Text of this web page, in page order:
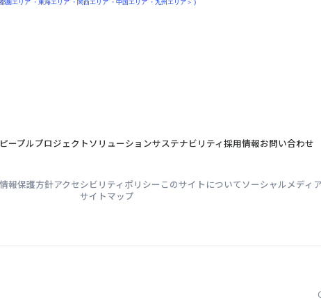
圏エリア ・ 東海エリア ・ 関西エリア ・ 中国エリア ・ 九州エリア ＞ )
ピープルプロジェクトソリューションサステナビリティ採用情報お問い合わせ
報保護方針アクセシビリティポリシー このサイトについてソーシャルメディ
サイトマップ